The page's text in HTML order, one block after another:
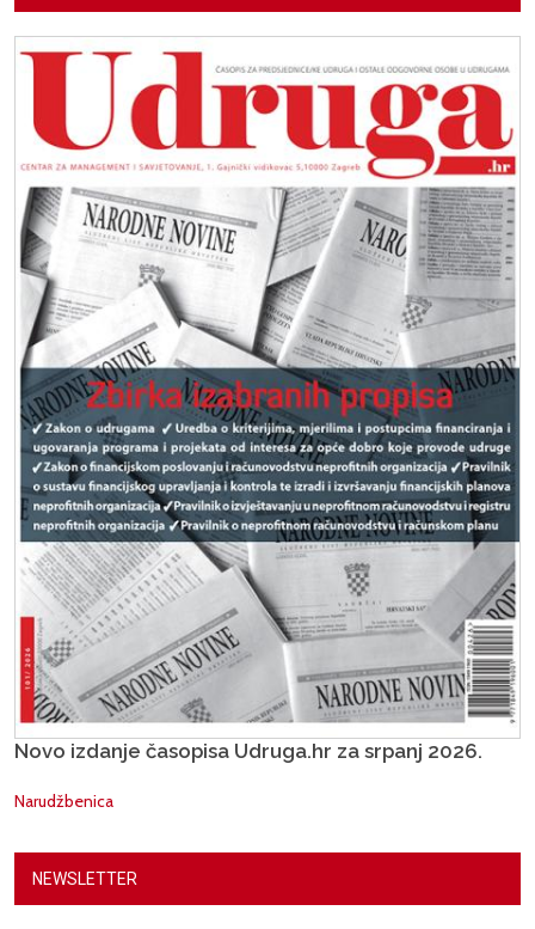
Novo izdanje časopisa Udruga.hr za srpanj 2026.
Narudžbenica
NEWSLETTER